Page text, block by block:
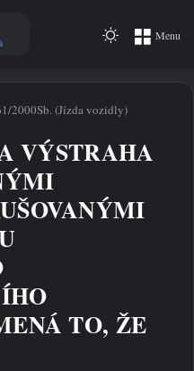
Menu
Switch
2000Sb. (Jízda vozidly)
VÝSTRAHA
TO, ŽE